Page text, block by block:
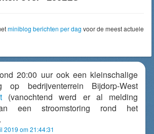
miniblog berichten per dag voor de meest actuele
20:00 uur ook een kleinschalige
op bedrijventerrein Bijdorp-West
(vanochtend werd er al melding
een stroomstoring rond het
2019 om 21:44:31